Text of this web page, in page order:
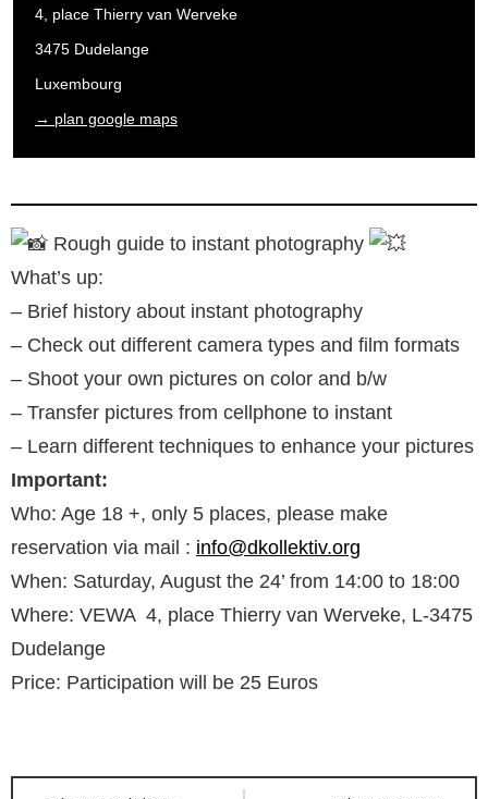
4, place Thierry van Werveke
3475 Dudelange
Luxembourg
→ plan google maps
Rough guide to instant photography
What’s up:
– Brief history about instant photography
– Check out different camera types and film formats
– Shoot your own pictures on color and b/w
– Transfer pictures from cellphone to instant
– Learn different techniques to enhance your pictures
Important:
Who: Age 18 +, only 5 places, please make
reservation via mail : info@dkollektiv.org
When: Saturday, August the 24’ from 14:00 to 18:00
Where: VEWA 4, place Thierry van Werveke, L-3475
Dudelange
Price: Participation will be 25 Euros